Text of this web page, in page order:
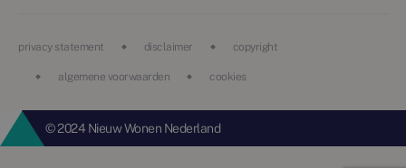
privacy statement disclaimer copyright
algemene voorwaarden cookies
© 2024 Nieuw Wonen Nederland